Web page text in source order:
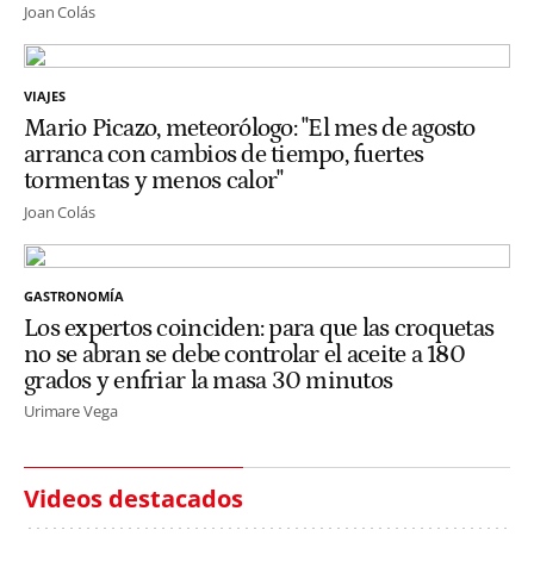
Joan Colás
VIAJES
Mario Picazo, meteorólogo: "El mes de agosto
arranca con cambios de tiempo, fuertes
tormentas y menos calor"
Joan Colás
GASTRONOMÍA
Los expertos coinciden: para que las croquetas
no se abran se debe controlar el aceite a 180
grados y enfriar la masa 30 minutos
Urimare Vega
Videos destacados